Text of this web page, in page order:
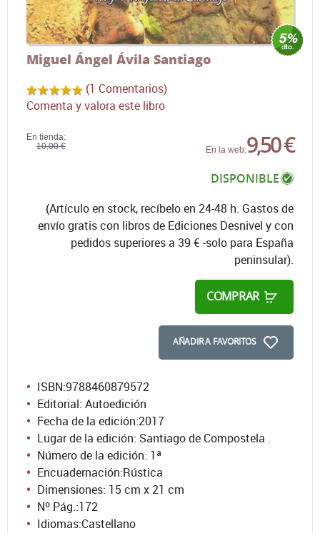
Miguel Ángel Ávila Santiago
(1 Comentarios)
Comenta y valora este libro
En tienda:
10,00 €
En la web:9,50 €
DISPONIBLE
(Artículo en stock, recíbelo en 24-48 h. Gastos de
envío gratis con libros de Ediciones Desnivel y con
pedidos superiores a 39 € -solo para España
peninsular).
COMPRAR
AÑADIR A FAVORITOS
ISBN:9788460879572
Editorial: Autoedición
Fecha de la edición:2017
Lugar de la edición: Santiago de Compostela .
Número de la edición: 1ª
Encuadernación:Rústica
Dimensiones: 15 cm x 21 cm
Nº Pág.:172
Idiomas:Castellano